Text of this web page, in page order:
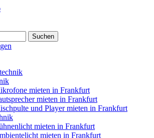
mieten in Frankfurt
mieten in Frankfurt
und Player mieten in Frankfurt
mieten in Frankfurt
mieten in Frankfurt